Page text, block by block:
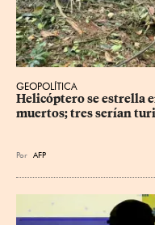
GEOPOLÍTICA
Helicóptero se estrella
muertos; tres serían
Por AFP